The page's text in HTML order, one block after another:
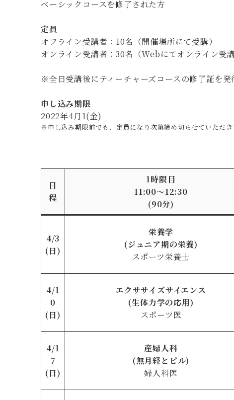
ベーシックコースを修了された方
定員
オフライン受講者：10名（開催場所にて受講）
オンライン受講者：30名 （Webにてオンライン受講
※全日受講後にティーチャーズコースの修了証を発
申し込み期限
2022年4月1(金)
※申し込み期限前でも、定員になり次第締め切らせていただき
日
程
1時限目
11:00〜12:30
(90分)
4/3
(日)
栄養学
(ジュニア期の栄養)
スポーツ栄養士
4/1
0
(日)
エクササイズサイエンス
(生体力学の応用)
スポーツ医
4/1
7
(日)
産婦人科
(無月経とピル)
婦人科医